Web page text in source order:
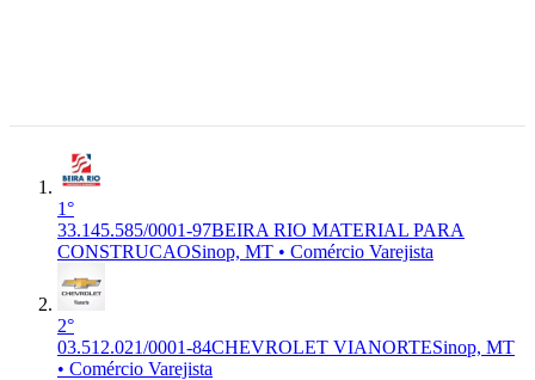
1°
33.145.585/0001-97BEIRA RIO MATERIAL PARA
CONSTRUCAOSinop, MT • Comércio Varejista
2°
03.512.021/0001-84CHEVROLET VIANORTESinop, MT
• Comércio Varejista